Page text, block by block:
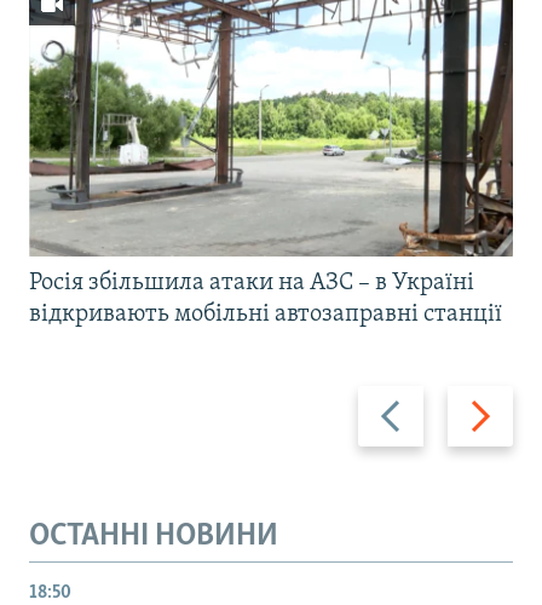
Назад Вперед
Росія збільшила атаки на АЗС – в Україні
відкривають мобільні автозаправні станції
ОСТАННІ НОВИНИ
18:50